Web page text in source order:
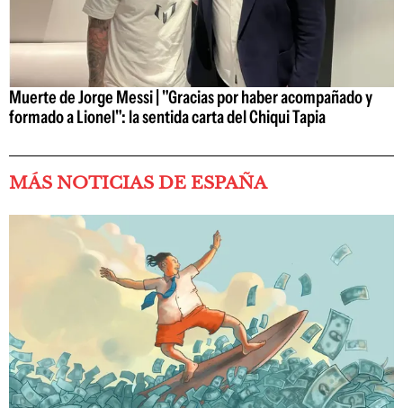
Muerte de Jorge Messi | "Gracias por haber acompañado y
formado a Lionel": la sentida carta del Chiqui Tapia
MÁS NOTICIAS DE ESPAÑA